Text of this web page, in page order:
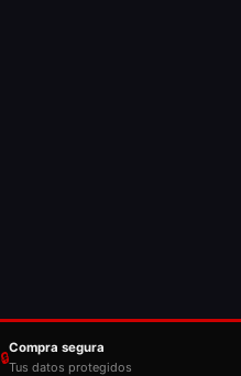
🔒
Compra segura
Tus datos protegidos